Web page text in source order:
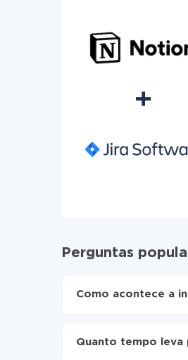
Perguntas
Como acontece a
Ative a atualização
Quanto tempo leva